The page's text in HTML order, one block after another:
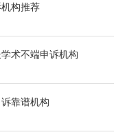
构推荐
术不端申诉机构
靠谱机构